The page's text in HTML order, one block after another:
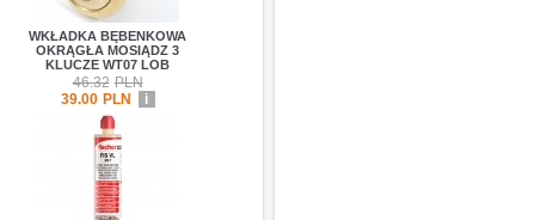
WKŁADKA BĘBENKOWA
OKRĄGŁA MOSIĄDZ 3
KLUCZE WT07 LOB
46.32 PLN
39.00 PLN i